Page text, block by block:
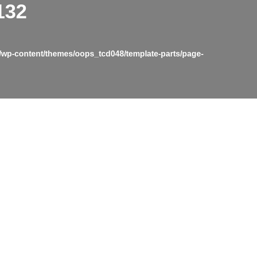
content/themes/oops_tcd048/template-parts/page-